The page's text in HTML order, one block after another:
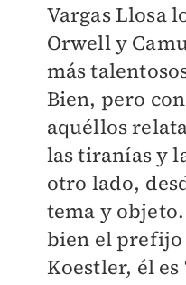
Vargas Llosa
Orwell y
más
Bien, pero
aquéllos
las tiranías y
otro lado,
tema y
bien el prefijo
Koestler, él es